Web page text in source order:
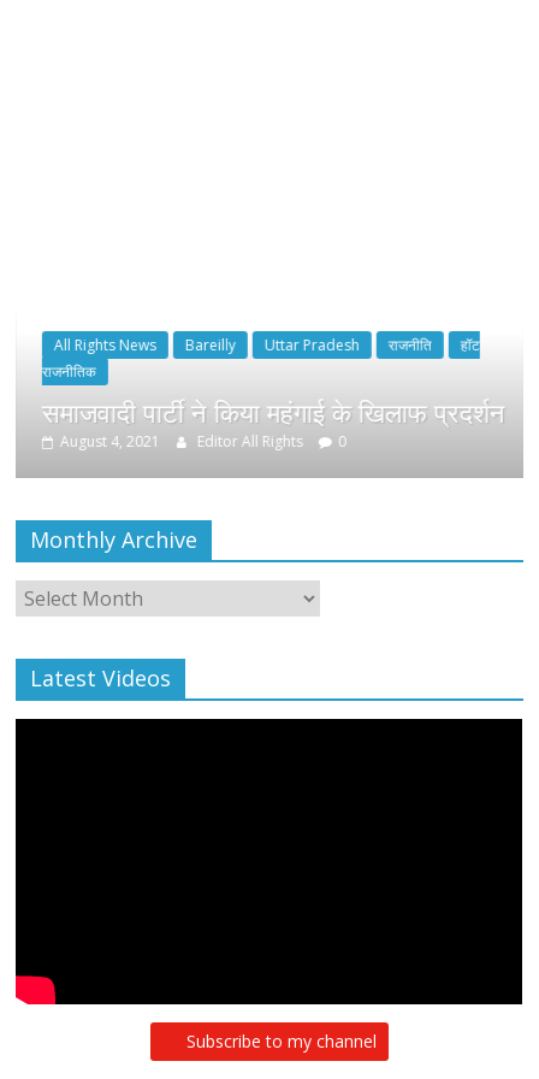
All Rights News Bareilly Uttar Pradesh राजनीति
हॉट
राजनीतिक
समाजवादी पार्टी ने किया महंगाई के खिलाफ प्रदर्शन
August 4, 2021 Editor All Rights 0
Monthly Archive
Monthly
Archive
Latest Videos
Subscribe to my channel